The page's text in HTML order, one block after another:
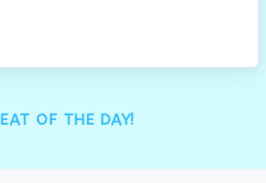
OF THE DAY!